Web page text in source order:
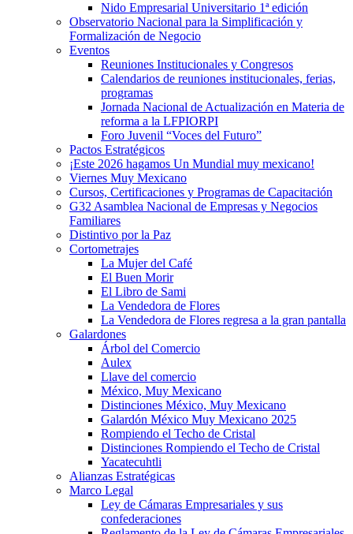
Nido Empresarial Universitario 1ª edición
Observatorio Nacional para la Simplificación y
Formalización de Negocio
Eventos
Reuniones Institucionales y Congresos
Calendarios de reuniones institucionales, ferias,
programas
Jornada Nacional de Actualización en Materia de
reforma a la LFPIORPI
Foro Juvenil “Voces del Futuro”
Pactos Estratégicos
¡Este 2026 hagamos Un Mundial muy mexicano!
Viernes Muy Mexicano
Cursos, Certificaciones y Programas de Capacitación
G32 Asamblea Nacional de Empresas y Negocios
Familiares
Distintivo por la Paz
Cortometrajes
La Mujer del Café
El Buen Morir
El Libro de Sami
La Vendedora de Flores
La Vendedora de Flores regresa a la gran pantalla
Galardones
Árbol del Comercio
Aulex
Llave del comercio
México, Muy Mexicano
Distinciones México, Muy Mexicano
Galardón México Muy Mexicano 2025
Rompiendo el Techo de Cristal
Distinciones Rompiendo el Techo de Cristal
Yacatecuhtli
Alianzas Estratégicas
Marco Legal
Ley de Cámaras Empresariales y sus
confederaciones